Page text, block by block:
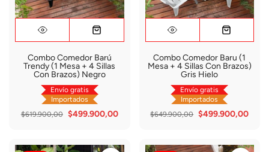
Combo Comedor Barú
Trendy (1 Mesa + 4 Sillas
Con Brazos) Negro
Envío gratis
Importados
$619.900,00 $499.900,00
Combo Comedor Baru (1
Mesa + 4 Sillas Con Brazos)
Gris Hielo
Envío gratis
Importados
$649.900,00 $499.900,00